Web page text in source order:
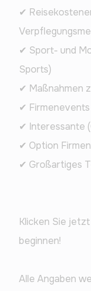
✔
✔ Sport- und
Sports)
✔ Maßnahmen
✔
✔ Interessante
✔ Option
✔ Großartiges
Klicken Sie
beginnen!
Alle Angaben